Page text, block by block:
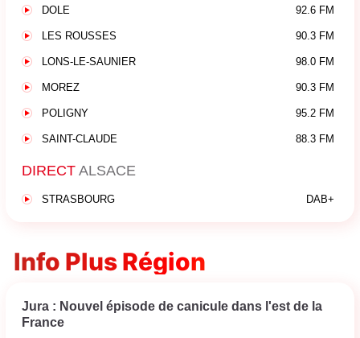
DOLE 92.6 FM
LES ROUSSES 90.3 FM
LONS-LE-SAUNIER 98.0 FM
MOREZ 90.3 FM
POLIGNY 95.2 FM
SAINT-CLAUDE 88.3 FM
DIRECT ALSACE
STRASBOURG DAB+
Info Plus Région
Jura : Nouvel épisode de canicule dans l'est de la
France